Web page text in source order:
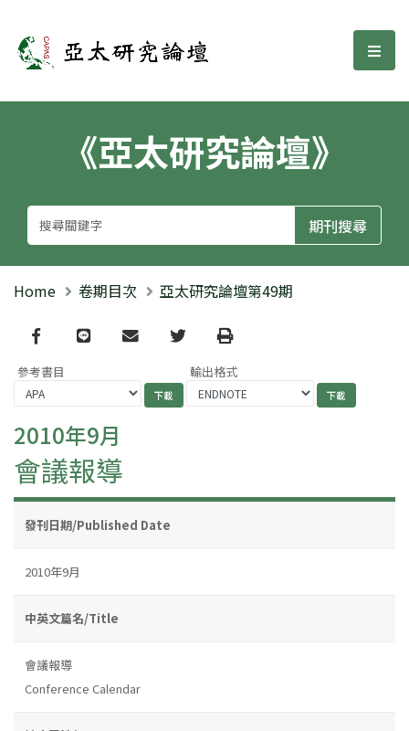
亞太研究論壇 選
《亞太研究論壇》
Home 卷期目次 亞太研究論壇第49期
Facebook
line email TwitterPrint
參考書目 輸出格式
2010年9月
會議報導
發刊日期/Published Date
2010年9月
中英文篇名/Title
會議報導
Conference Calendar